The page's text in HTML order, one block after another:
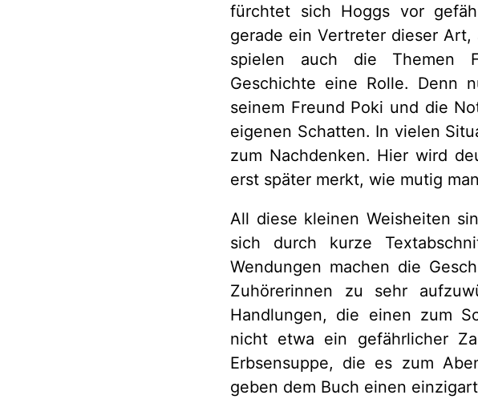
fürchtet sich Hoggs vor
gerade ein Vertreter dieser
spielen auch die Themen
Geschichte eine Rolle. Denn
seinem Freund Poki und die
eigenen Schatten. In vielen
zum Nachdenken. Hier wird
erst später merkt, wie mutig
All diese kleinen Weisheiten
sich durch kurze
Wendungen machen die
Zuhörerinnen zu sehr
Handlungen, die einen zum
nicht etwa ein gefährlicher
Erbsensuppe, die es zum
geben dem Buch einen